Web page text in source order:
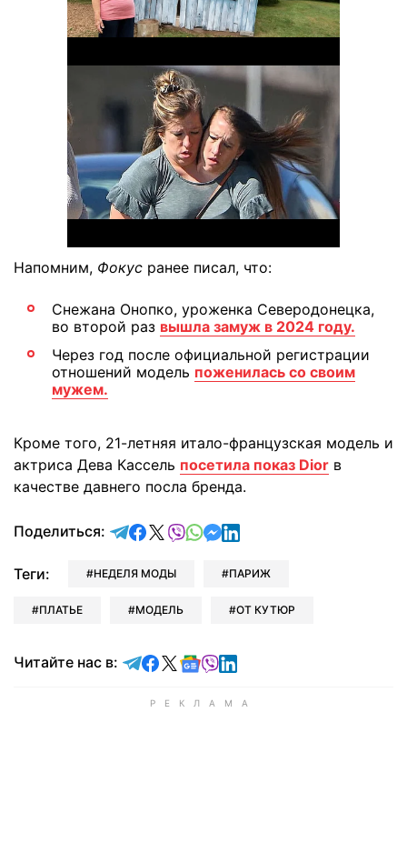
Напомним, Фокус ранее писал, что:
Снежана Онопко, уроженка Северодонецка,
во второй раз вышла замуж в 2024 году.
Через год после официальной регистрации
отношений модель поженилась со своим
мужем.
Кроме того, 21-летняя итало-французская модель и
актриса Дева Кассель посетила показ Dior в
качестве давнего посла бренда.
Поделиться: отправить в Telegram
поделиться в Facebook
поделиться в X
отправить в Viber
отправить в Whatsapp
отправить в Messenger
отправить в LinkedIn
Теги: НЕДЕЛЯ МОДЫ ПАРИЖ
ПЛАТЬЕ МОДЕЛЬ ОТ КУТЮР
Читайте нас в: Читайте в Telegram
Читайте в Facebook
Читайте в X
Читайте в Google news
Читайте в Viber
Читайте в LinkedIn